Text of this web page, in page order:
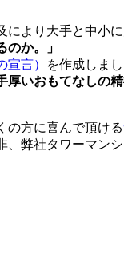
より大手と中小に
のか。」
宣言）
を作成しま
厚いおもてなしの
の方に喜んで頂ける
弊社タワーマン